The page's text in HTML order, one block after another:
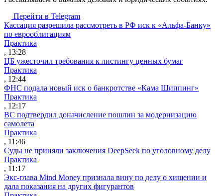
Перейти в Telegram
Кассация разрешила рассмотреть в РФ иск к «Альфа-Банку»
по еврооблигациям
Практика
, 13:28
ЦБ ужесточил требования к листингу ценных бумаг
Практика
, 12:44
ФНС подала новый иск о банкротстве «Кама Шиппинг»
Практика
, 12:17
ВС подтвердил доначисление пошлин за модернизацию
самолета
Практика
, 11:46
Суды не приняли заключения DeepSeek по уголовному делу
Практика
, 11:17
Экс-глава Mind Money признала вину по делу о хищении и
дала показания на других фигурантов